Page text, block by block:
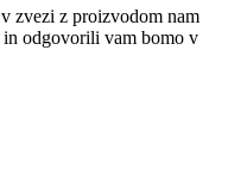
zvezi z proizvodom nam
in odgovorili vam bomo v